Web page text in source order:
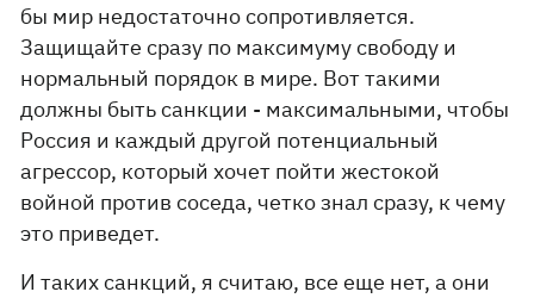
бы мир недостаточно сопротивляется.
Защищайте сразу по максимуму свободу и
нормальный порядок в мире. Вот такими
должны быть санкции - максимальными, чтобы
Россия и каждый другой потенциальный
агрессор, который хочет пойти жестокой
войной против соседа, четко знал сразу, к чему
это приведет.
И таких санкций, я считаю, все еще нет, а они